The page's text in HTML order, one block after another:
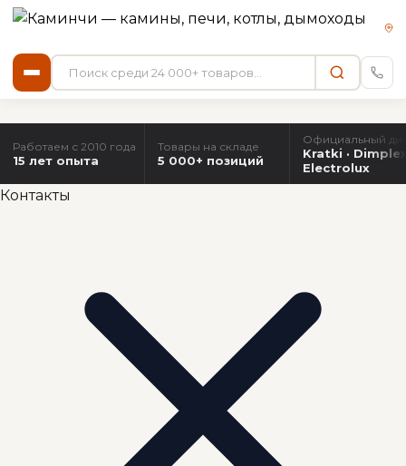
Работаем с 2010 года
15 лет опыта
Товары на складе
5 000+ позиций
Официальный
Kratki · Dimplex
Electrolux
Контакты